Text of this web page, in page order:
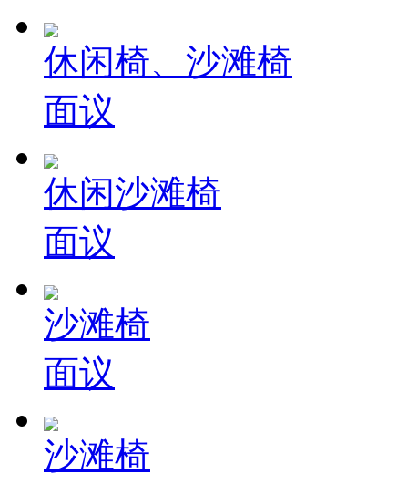
休闲椅、沙滩椅
面议
休闲沙滩椅
面议
沙滩椅
面议
沙滩椅